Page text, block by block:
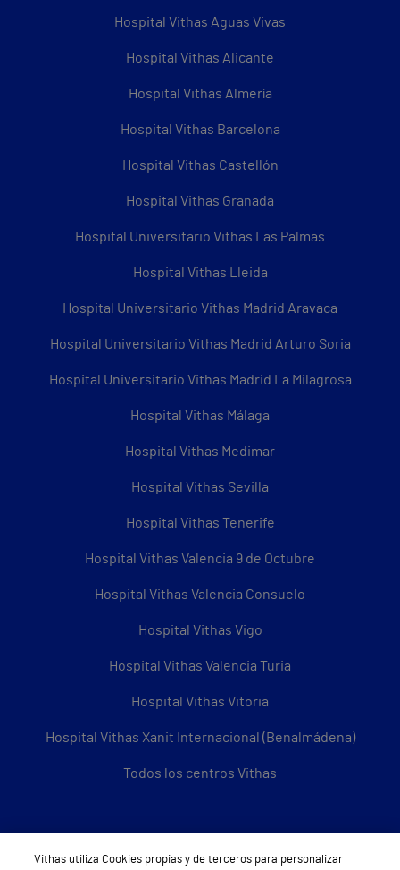
Hospital Vithas Aguas Vivas
Hospital Vithas Alicante
Hospital Vithas Almería
Hospital Vithas Barcelona
Hospital Vithas Castellón
Hospital Vithas Granada
Hospital Universitario Vithas Las Palmas
Hospital Vithas Lleida
Hospital Universitario Vithas Madrid Aravaca
Hospital Universitario Vithas Madrid Arturo Soria
Hospital Universitario Vithas Madrid La Milagrosa
Hospital Vithas Málaga
Hospital Vithas Medimar
Hospital Vithas Sevilla
Hospital Vithas Tenerife
Hospital Vithas Valencia 9 de Octubre
Hospital Vithas Valencia Consuelo
Hospital Vithas Vigo
Hospital Vithas Valencia Turia
Hospital Vithas Vitoria
Hospital Vithas Xanit Internacional (Benalmádena)
Todos los centros Vithas
Sobre Vithas
Vithas utiliza Cookies propias y de terceros para personalizar